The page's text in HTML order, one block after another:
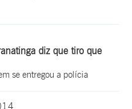
diz que tiro que
se entregou a polícia